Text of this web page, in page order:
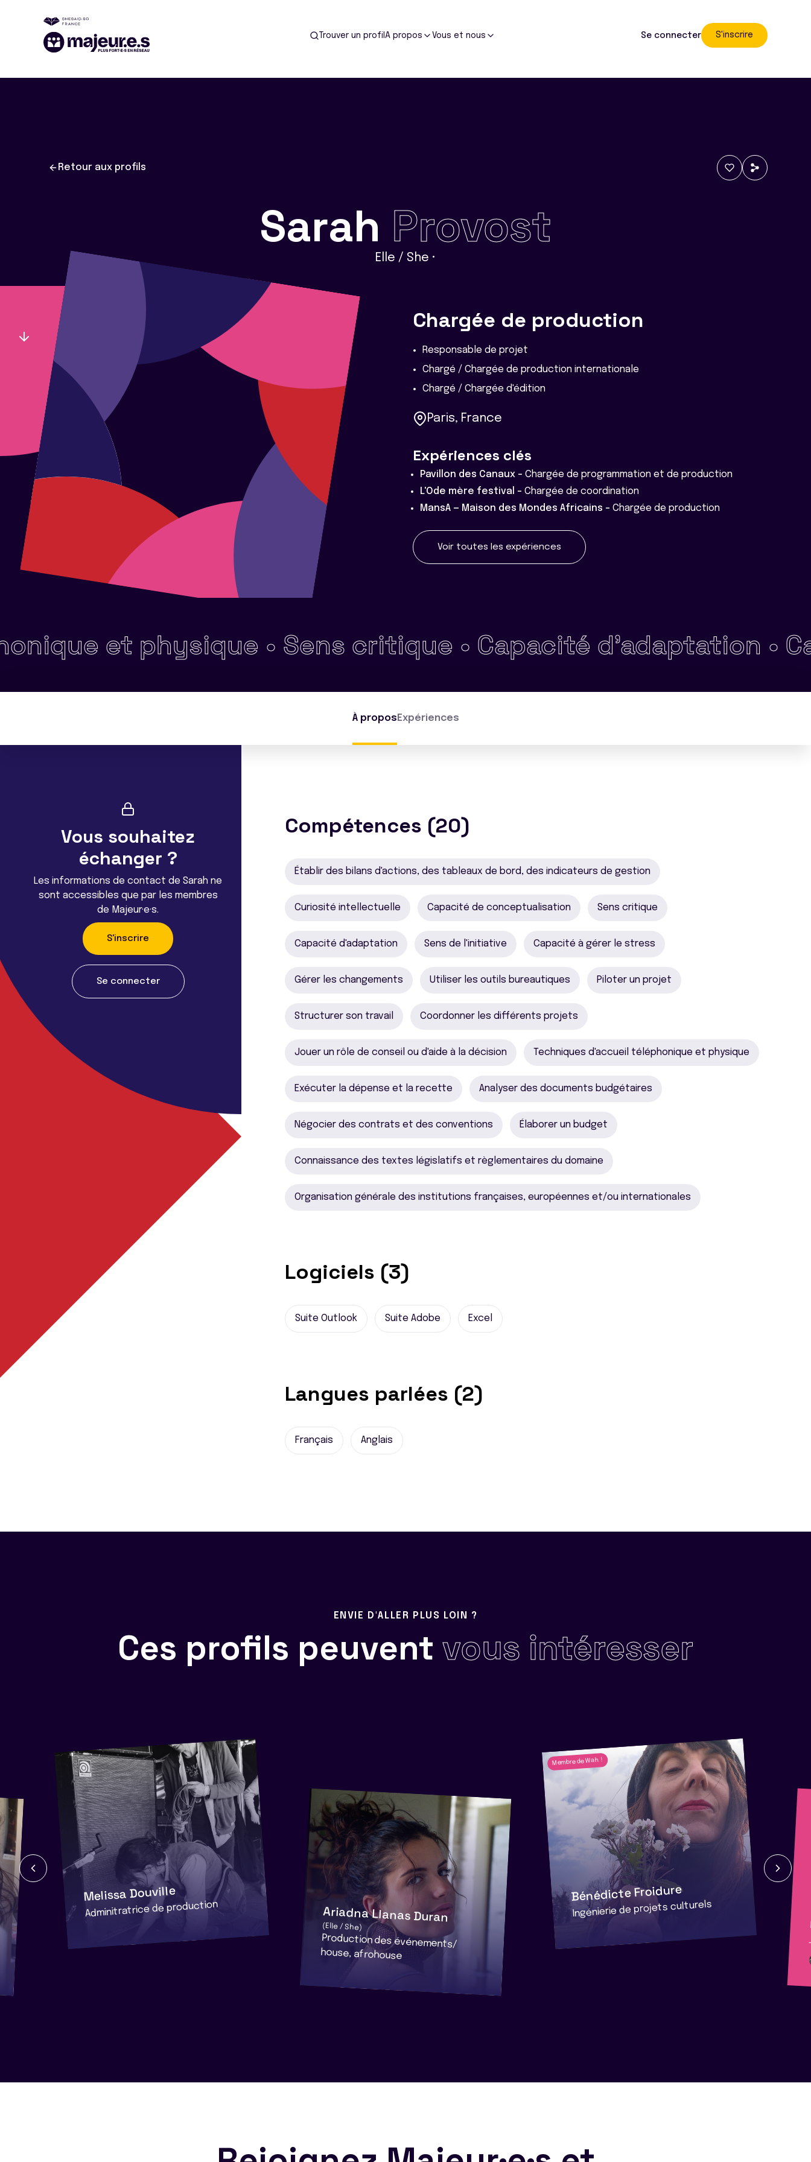
Trouver un profil A propos Vous et nous Se connecter S'inscrire
Retour aux profils
Sarah Provost
Elle / She •
Chargée de production
Responsable de projet
Chargé / Chargée de production internationale
Chargé / Chargée d'édition
Paris, France
Expériences clés
Pavillon des Canaux - Chargée de programmation et de production
L'Ode mère festival - Chargée de coordination
MansA — Maison des Mondes Africains - Chargée de production
Voir toutes les expériences
et physique •Sens critique •Capacité d'adaptation •
À propos Expériences
Vous souhaitez
échanger ?
Les informations de contact de Sarah ne
sont accessibles que par les membres
de Majeur·e·s.
S'inscrire
Se connecter
Compétences (20)
Établir des bilans d'actions, des tableaux de bord, des indicateurs de gestion
Curiosité intellectuelle Capacité de conceptualisation Sens critique
Capacité d'adaptation Sens de l'initiative Capacité à gérer le stress
Gérer les changements Utiliser les outils bureautiques Piloter un projet
Structurer son travail Coordonner les différents projets
Jouer un rôle de conseil ou d'aide à la décision Techniques d'accueil téléphonique et physique
Exécuter la dépense et la recette Analyser des documents budgétaires
Négocier des contrats et des conventions Élaborer un budget
Connaissance des textes législatifs et règlementaires du domaine
Organisation générale des institutions françaises, européennes et/ou internationales
Logiciels (3)
Suite Outlook Suite Adobe Excel
Langues parlées (2)
Français Anglais
ENVIE D'ALLER PLUS LOIN ?
Ces profils peuvent vous intéresser
Melissa Douville
Adminitratrice de production Ariadna Llanas Duran
(Elle / She)
Production des événements/
house, afrohouse
Membre de Wah !
Bénédicte Froidure
Ingénierie de projets culturels